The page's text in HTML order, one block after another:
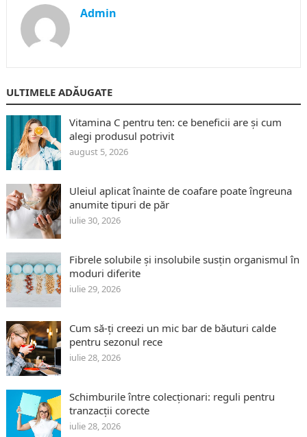
Admin
ULTIMELE ADĂUGATE
Vitamina C pentru ten: ce beneficii are și cum
alegi produsul potrivit
august 5, 2026
Uleiul aplicat înainte de coafare poate îngreuna
anumite tipuri de păr
iulie 30, 2026
Fibrele solubile și insolubile susțin organismul în
moduri diferite
iulie 29, 2026
Cum să-ți creezi un mic bar de băuturi calde
pentru sezonul rece
iulie 28, 2026
Schimburile între colecționari: reguli pentru
tranzacții corecte
iulie 28, 2026